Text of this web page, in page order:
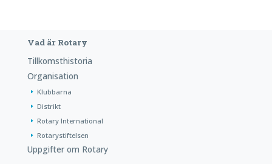
Vad är Rotary
Tillkomsthistoria
Organisation
Klubbarna
Distrikt
Rotary International
Rotarystiftelsen
Uppgifter om Rotary